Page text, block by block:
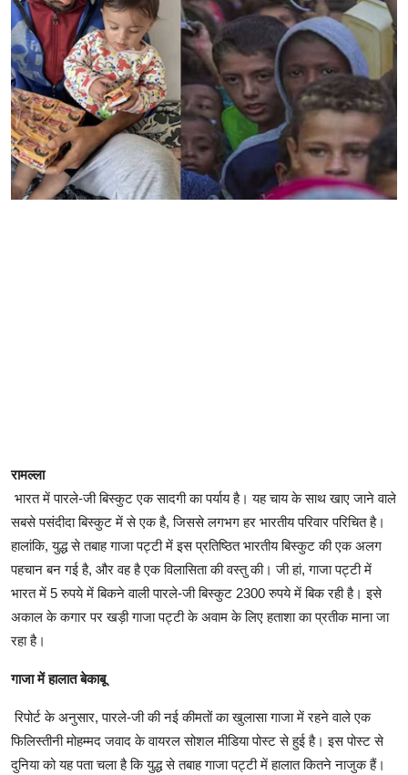
टेक
रामल्ला
भारत में पारले-जी बिस्कुट एक सादगी का पर्याय है। यह चाय के साथ खाए जाने वाले
सबसे पसंदीदा बिस्कुट में से एक है, जिससे लगभग हर भारतीय परिवार परिचित है।
हालांकि, युद्ध से तबाह गाजा पट्टी में इस प्रतिष्ठित भारतीय बिस्कुट की एक अलग
पहचान बन गई है, और वह है एक विलासिता की वस्तु की। जी हां, गाजा पट्टी में
भारत में 5 रुपये में बिकने वाली पारले-जी बिस्कुट 2300 रुपये में बिक रही है। इसे
अकाल के कगार पर खड़ी गाजा पट्टी के अवाम के लिए हताशा का प्रतीक माना जा
रहा है।
गाजा में हालात बेकाबू
रिपोर्ट के अनुसार, पारले-जी की नई कीमतों का खुलासा गाजा में रहने वाले एक
फिलिस्तीनी मोहम्मद जवाद के वायरल सोशल मीडिया पोस्ट से हुई है। इस पोस्ट से
दुनिया को यह पता चला है कि युद्ध से तबाह गाजा पट्टी में हालात कितने नाजुक हैं।